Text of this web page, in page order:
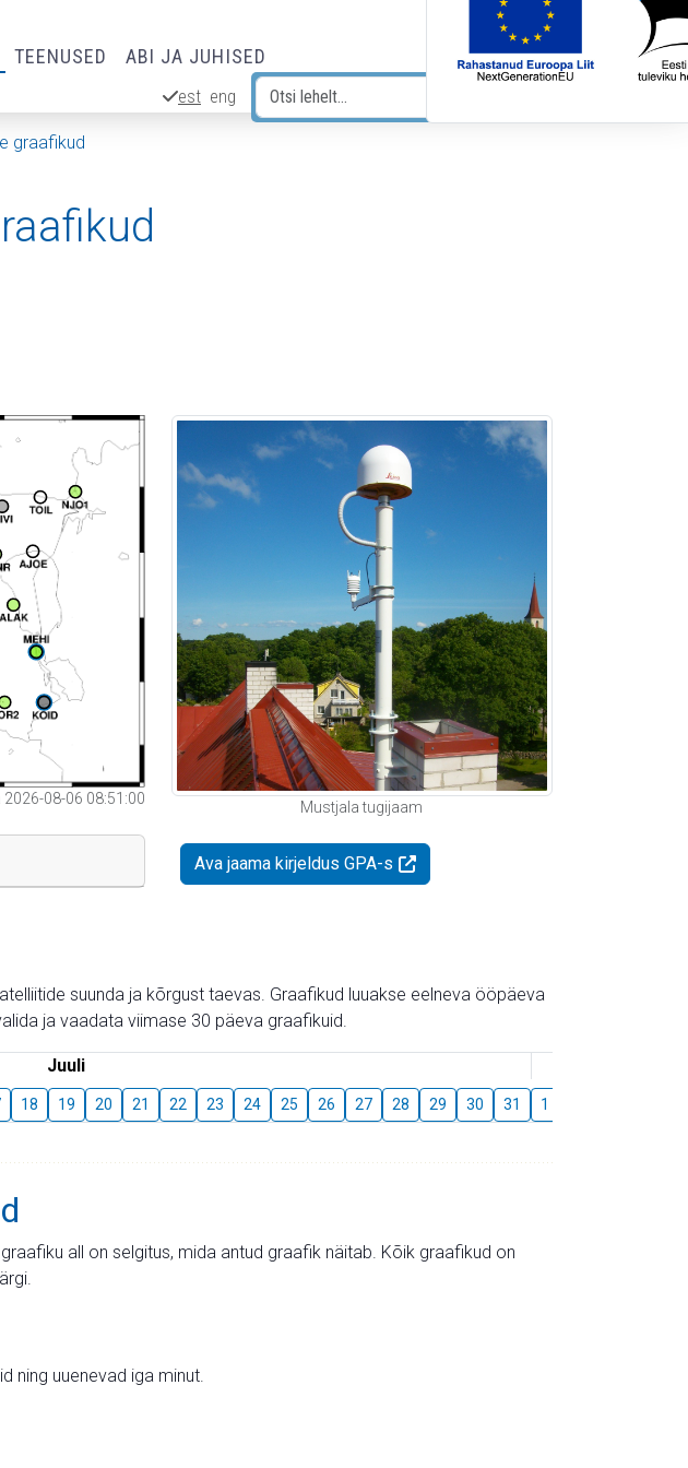
TEENUSED ABI JA JUHISED
est eng
graafikud
08-06 08:51:00
Mustjala tugijaam
Ava jaama kirjeldus GPA-s
suunda ja kõrgust taevas. Graafikud luuakse eelneva ööpäeva
ja vaadata viimase 30 päeva graafikuid.
Juuli
18 19 20 21 22 23 24 25 26 27 28 29 30 31 1
all on selgitus, mida antud graafik näitab. Kõik graafikud on
ning uuenevad iga minut.